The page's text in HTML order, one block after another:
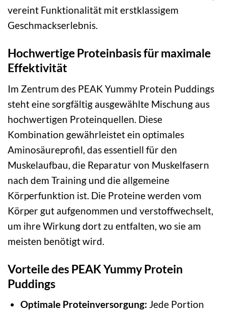
vereint Funktionalität mit erstklassigem
Geschmackserlebnis.
Hochwertige Proteinbasis für maximale
Effektivität
Im Zentrum des PEAK Yummy Protein Puddings
steht eine sorgfältig ausgewählte Mischung aus
hochwertigen Proteinquellen. Diese
Kombination gewährleistet ein optimales
Aminosäureprofil, das essentiell für den
Muskelaufbau, die Reparatur von Muskelfasern
nach dem Training und die allgemeine
Körperfunktion ist. Die Proteine werden vom
Körper gut aufgenommen und verstoffwechselt,
um ihre Wirkung dort zu entfalten, wo sie am
meisten benötigt wird.
Vorteile des PEAK Yummy Protein
Puddings
Optimale Proteinversorgung: Jede Portion